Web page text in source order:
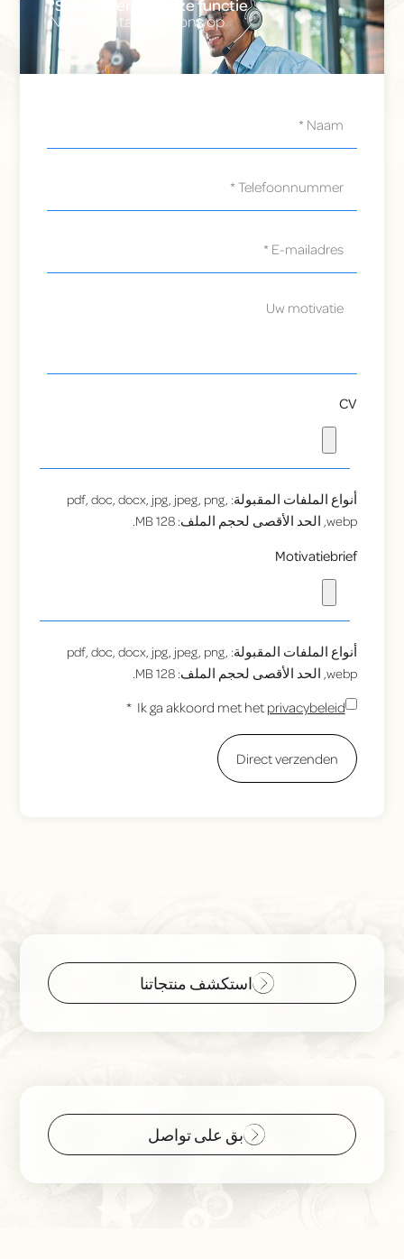
Solliciteren op deze functie?
Neem contact met ons op.
*
adress
CV
أنواع الملفات المقبولة: pdf, doc, docx, jpg, jpeg, png,
webp, الحد الأقصى لحجم الملف: 128 MB.
Motivatiebrief
أنواع الملفات المقبولة: pdf, doc, docx, jpg, jpeg, png,
webp, الحد الأقصى لحجم الملف: 128 MB.
Instemming
Ik ga akkoord met het privacybeleid
*
استكشف منتجاتنا
بق على تواصل